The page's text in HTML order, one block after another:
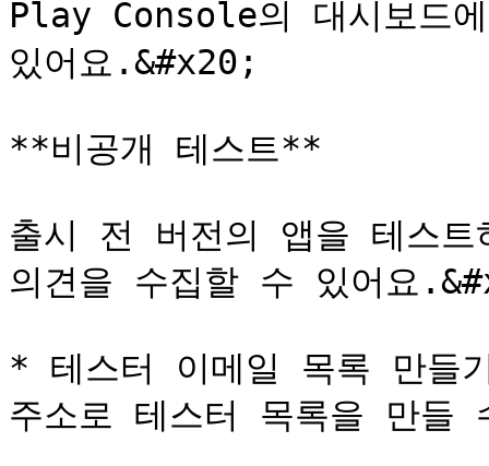
Play Console의 대시보드
있어요.&#x20;
**비공개 테스트**
출시 전 버전의 앱을 테스트
의견을 수집할 수 있어요
* 테스터 이메일 목록 만들
주소로 테스터 목록을 만들